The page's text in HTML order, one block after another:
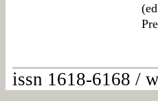
issn 1618-6168 /